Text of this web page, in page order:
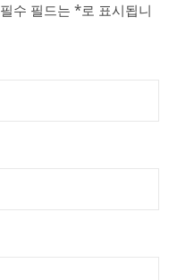
필수 필드는 *로 표시됩니